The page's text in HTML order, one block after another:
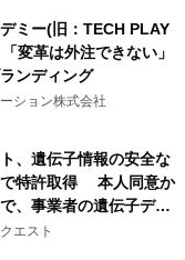
ミー(旧：TECH PLAY
革は外注できない」
ンディング
ション株式会社
、遺伝子情報の安全な
で特許取得 本人同意か
、事業者の遺伝子デー
エスト